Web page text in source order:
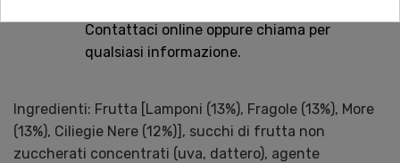
Contattaci online oppure chiama per
qualsiasi informazione.
Ingredienti: Frutta [Lamponi (13%), Fragole (13%), More
(13%), Ciliegie Nere (12%)], succhi di frutta non
zuccherati concentrati (uva, dattero), agente